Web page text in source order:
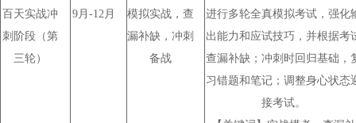
百天实战冲
刺阶段 （第
三轮）
9月 -12月
模拟实战，查
漏补缺， 冲刺
备战
进行多轮全真模拟考试，强化
出能力和应试技巧，并根据考
查漏补缺；冲刺时回归基础，
习错题和笔记；调整身心状态
接考试。